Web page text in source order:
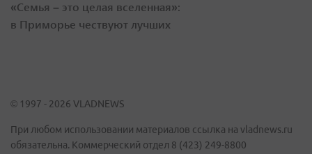
«Семья – это целая вселенная»:
в Приморье чествуют лучших
© 1997 - 2026 VLADNEWS
При любом использовании материалов ссылка на vladnews.ru
обязательна. Коммерческий отдел 8 (423) 249-8800